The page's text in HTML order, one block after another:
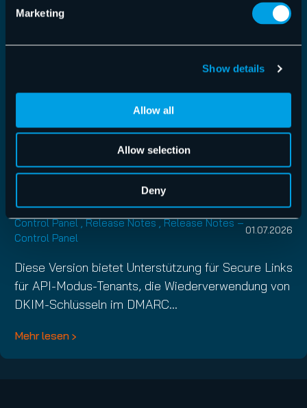
Marketing
Show details
Allow all
Allow selection
Deny
Control Panel Release 6.58.0.0
Control Panel,Release Notes,Release Notes –
Control Panel
01.07.2026
Diese Version bietet Unterstützung für Secure Links
für API-Modus-Tenants, die Wiederverwendung von
DKIM-Schlüsseln im DMARC…
Mehr lesen